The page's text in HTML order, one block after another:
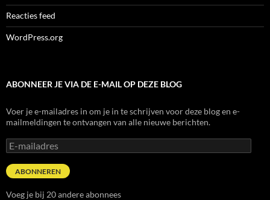
Reacties feed
WordPress.org
ABONNEER JE VIA DE E-MAIL OP DEZE BLOG
Voer je e-mailadres in om je in te schrijven voor deze blog en e-
mailmeldingen te ontvangen van alle nieuwe berichten.
E-
mailadres
ABONNEREN
Voeg je bij 20 andere abonnees